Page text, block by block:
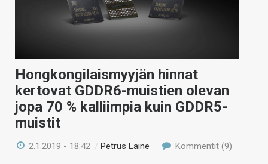
Hongkongilaismyyjän hinnat
kertovat GDDR6-muistien olevan
jopa 70 % kalliimpia kuin GDDR5-
muistit
2.1.2019 - 18:42 /Petrus Laine Kommentit (9)